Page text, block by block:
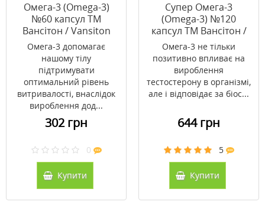
Омега-3 (Omega-3)
№60 капсул ТМ
Вансітон / Vansiton
Омега-3 допомагає
нашому тілу
підтримувати
оптимальний рівень
витривалості, внаслідок
вироблення дод...
302 грн
0
Купити
Супер Омега-3
(Omega-3) №120
капсул ТМ Вансітон /
Vansiton
Омега-3 не тільки
позитивно впливає на
вироблення
тестостерону в організмі,
але і відповідає за біос...
644 грн
5
Купити